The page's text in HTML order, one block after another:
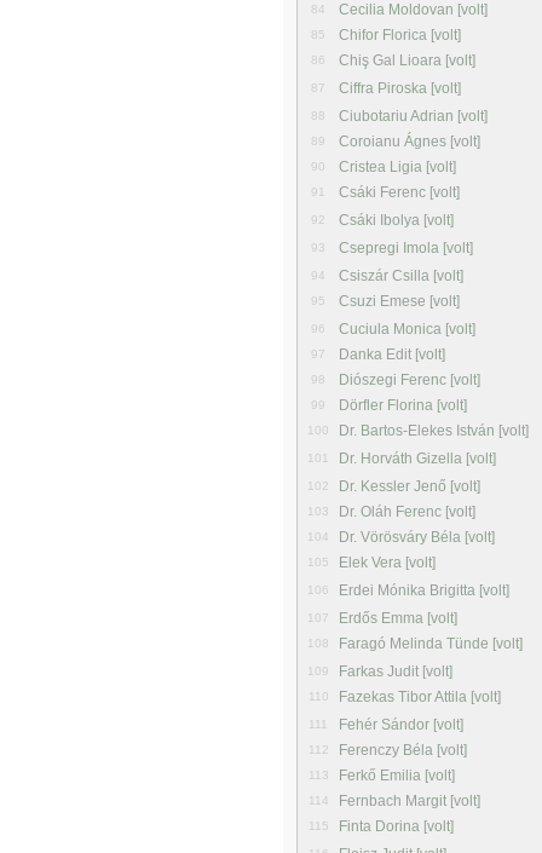
84 Cecilia Moldovan [volt]
85 Chifor Florica [volt]
86 Chiş Gal Lioara [volt]
87 Ciffra Piroska [volt]
88 Ciubotariu Adrian [volt]
89 Coroianu Ágnes [volt]
90 Cristea Ligia [volt]
91 Csáki Ferenc [volt]
92 Csáki Ibolya [volt]
93 Csepregi Imola [volt]
94 Csiszár Csilla [volt]
95 Csuzi Emese [volt]
96 Cuciula Monica [volt]
97 Danka Edit [volt]
98 Diószegi Ferenc [volt]
99 Dörfler Florina [volt]
100 Dr. Bartos-Elekes István [volt]
101 Dr. Horváth Gizella [volt]
102 Dr. Kessler Jenő [volt]
103 Dr. Oláh Ferenc [volt]
104 Dr. Vörösváry Béla [volt]
105 Elek Vera [volt]
106 Erdei Mónika Brigitta [volt]
107 Erdős Emma [volt]
108 Faragó Melinda Tünde [volt]
109 Farkas Judit [volt]
110 Fazekas Tibor Attila [volt]
111 Fehér Sándor [volt]
112 Ferenczy Béla [volt]
113 Ferkő Emilia [volt]
114 Fernbach Margit [volt]
115 Finta Dorina [volt]